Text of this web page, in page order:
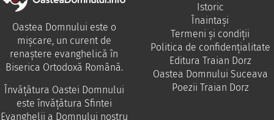
Oastea Domnului este o
mișcare, un curent de
renaștere evanghelică în
Biserica Ortodoxă Română.
Învăţătura Oastei Domnului
este învăţătura Sfintei
Evanghelii a Domnului nostru
Istoric
Înaintași
Termeni și condiții
Politica de confidențialitate
Editura Traian Dorz
Oastea Domnului Suceava
Poezii Traian Dorz